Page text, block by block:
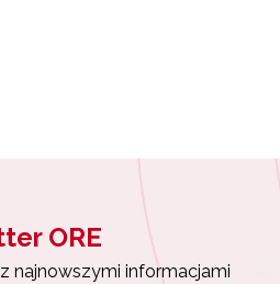
ORE
najnowszymi informacjami